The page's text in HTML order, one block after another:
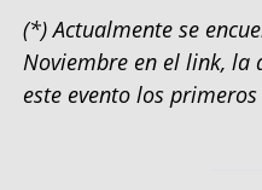
(*) Actualmente se
Noviembre en el link, la
este evento los